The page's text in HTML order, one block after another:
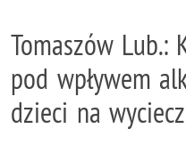
Tomaszów Lub.:
pod wpływem
dzieci na